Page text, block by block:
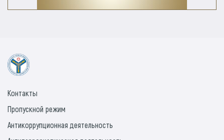
Контакты
Пропускной режим
Антикоррупционная деятельность